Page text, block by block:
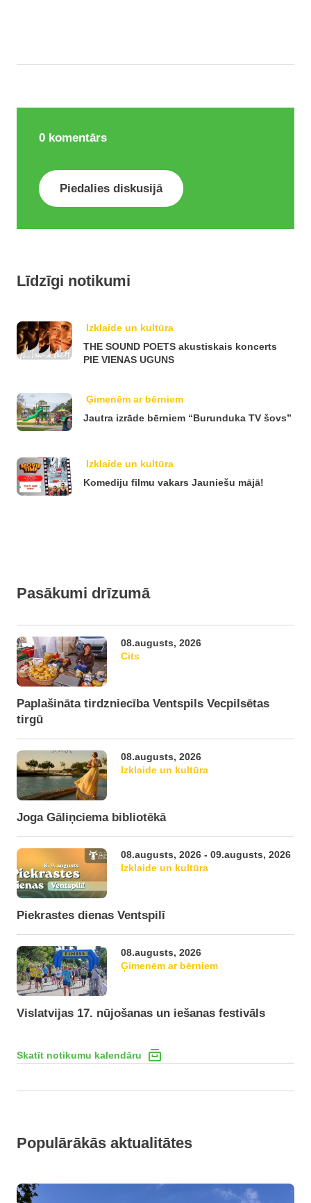
0 komentārs
Piedalies diskusijā
Līdzīgi notikumi
Izklaide un kultūra
THE SOUND POETS akustiskais koncerts
PIE VIENAS UGUNS
Ģimenēm ar bērniem
Jautra izrāde bērniem “Burunduka TV šovs”
Izklaide un kultūra
Komediju filmu vakars Jauniešu mājā!
Pasākumi drīzumā
08.augusts, 2026
Cits
Paplašināta tirdzniecība Ventspils Vecpilsētas
tirgū
08.augusts, 2026
Izklaide un kultūra
Joga Gāliņciema bibliotēkā
08.augusts, 2026 - 09.augusts, 2026
Izklaide un kultūra
Piekrastes dienas Ventspilī
08.augusts, 2026
Ģimenēm ar bērniem
Vislatvijas 17. nūjošanas un iešanas festivāls
Skatīt notikumu kalendāru
Populārākās aktualitātes